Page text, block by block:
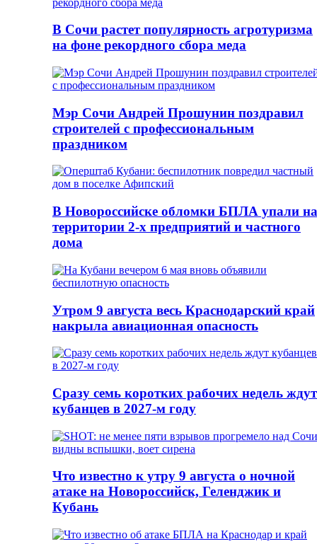
В Сочи растет популярность агротуризма
на фоне рекордного сбора меда
Мэр Сочи Андрей Прошунин поздравил
строителей с профессиональным
праздником
В Новороссийске обломки БПЛА упали на
территории 2-х предприятий и частного
дома
Утром 9 августа весь Краснодарский край
накрыла авиационная опасность
Сразу семь коротких рабочих недель ждут
кубанцев в 2027-м году
Что известно к утру 9 августа о ночной
атаке на Новороссийск, Геленджик и
Кубань